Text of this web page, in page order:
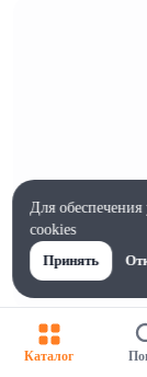
Жиры на 100г, г
Каталог
Для обеспечения
cookies
Принять